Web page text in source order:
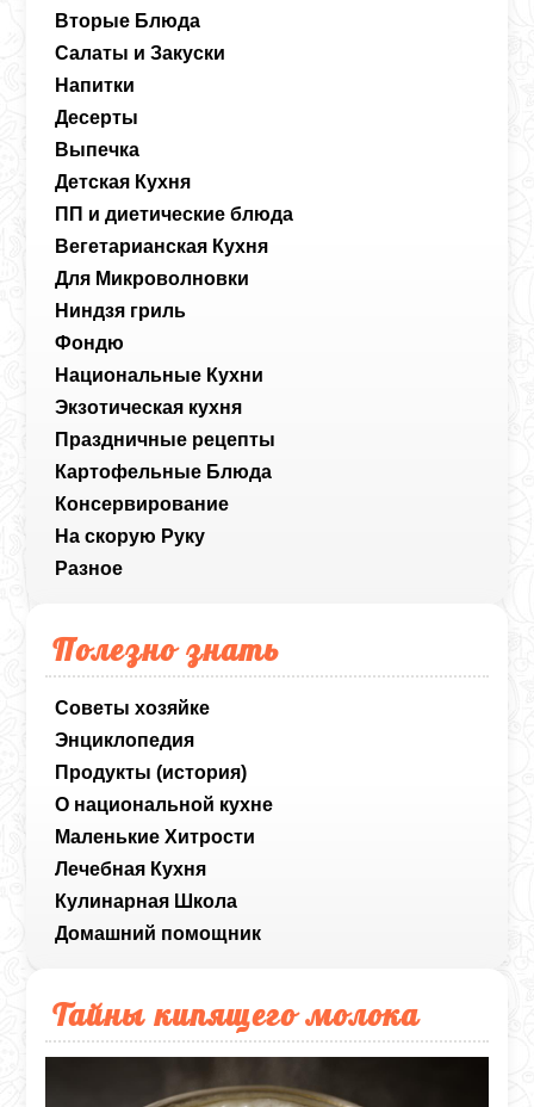
Вторые Блюда
Салаты и Закуски
Напитки
Десерты
Выпечка
Детская Кухня
ПП и диетические блюда
Вегетарианская Кухня
Для Микроволновки
Ниндзя гриль
Фондю
Национальные Кухни
Экзотическая кухня
Праздничные рецепты
Картофельные Блюда
Консервирование
На скорую Руку
Разное
Полезно знать
Советы хозяйке
Энциклопедия
Продукты (история)
О национальной кухне
Маленькие Хитрости
Лечебная Кухня
Кулинарная Школа
Домашний помощник
Тайны кипящего молока